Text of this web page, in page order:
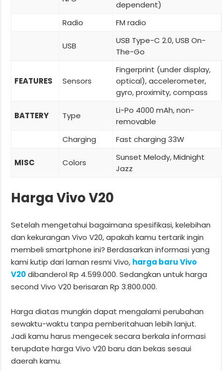
dependent)
Radio
FM radio
USB
USB Type-C 2.0, USB On-
The-Go
FEATURES Sensors
Fingerprint (under display,
optical), accelerometer,
gyro, proximity, compass
BATTERY Type
Li-Po 4000 mAh, non-
removable
Charging
Fast charging 33W
MISC Colors
Sunset Melody, Midnight
Jazz
Harga Vivo V20
Setelah mengetahui bagaimana spesifikasi, kelebihan
dan kekurangan Vivo V20, apakah kamu tertarik ingin
membeli smartphone ini? Berdasarkan informasi yang
kami kutip dari laman resmi Vivo, harga baru Vivo
V20dibanderol Rp 4.599.000. Sedangkan untuk harga
second Vivo V20 berisaran Rp 3.800.000.
Harga diatas mungkin dapat mengalami perubahan
sewaktu-waktu tanpa pemberitahuan lebih lanjut.
Jadi kamu harus mengecek secara berkala informasi
terupdate harga Vivo V20 baru dan bekas sesaui
daerah kamu.